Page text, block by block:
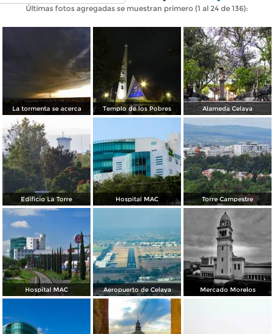
Últimas fotos agregadas se muestran primero (1 al 24 de 136):
La tormenta se acerca Templo de los Pobres Alameda Celaya
Edificio La Torre Hospital MAC Torre Campestre
Hospital MAC Aeropuerto de Celaya Mercado Morelos